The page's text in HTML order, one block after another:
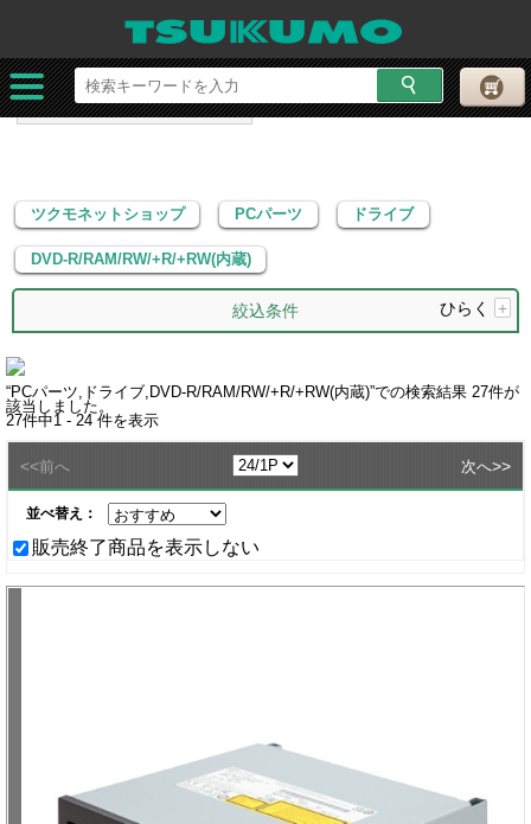
ツクモネットショップ PCパーツ
DVD-R/RAM/RW/+R/+RW(内蔵)
ツクモネットショップ PCパーツ ドライブ
DVD-R/RAM/RW/+R/+RW(内蔵)
絞込条件 ひらく +
“PCパーツ,ドライブ,DVD-R/RAM/RW/+R/+RW(内蔵)”での検索結果 27件が
該当しました。
27件中1 - 24 件を表示
<<前へ 次へ>>
並べ替え：
販売終了商品を表示しない